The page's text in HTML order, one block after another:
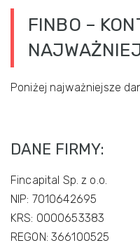
FINBO –
Poniżej najważniejsze
DANE FIRMY:
Fincapital Sp. z o.o.
NIP: 7010642695
KRS: 0000653383
REGON: 366100525